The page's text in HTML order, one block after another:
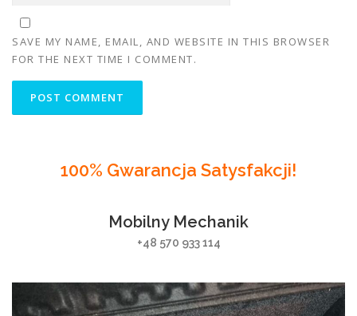
SAVE MY NAME, EMAIL, AND WEBSITE IN THIS BROWSER
FOR THE NEXT TIME I COMMENT.
100% Gwarancja Satysfakcji!
Mobilny Mechanik
+48 570 933 114